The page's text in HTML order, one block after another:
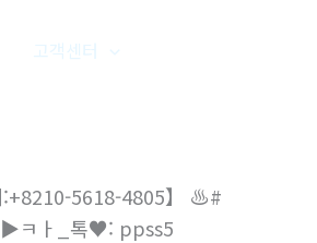
고객센터
5618-4805】 ♨️#
▶ㅋㅏ_톡♥: ppss5